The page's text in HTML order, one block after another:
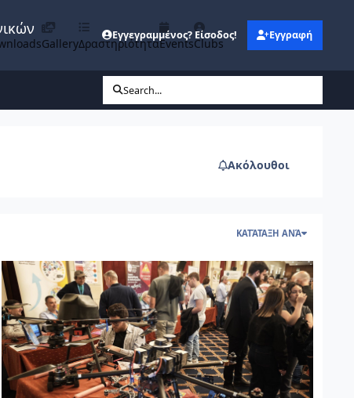
GalleryΔραστηριότηταEventsClubs
Εγγεγραμμένος? Είσοδος! Εγγραφή
Search...
Ακόλουθοι
ΚΑΤΆΤΑΞΗ ΑΝΆ
στους ΟΤΑ
νέες ειδικότητες που διαμορφώνουν τον κατασκευαστικό κλάδο